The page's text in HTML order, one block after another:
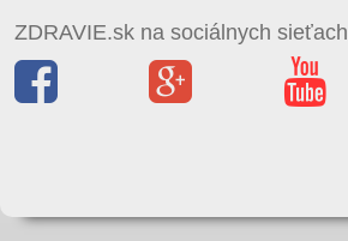
ZDRAVIE.sk na sociálnych sieťach